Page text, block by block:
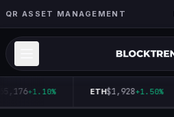
QR ASSET MANAGEMENT
+1.10% ETH$1,928+1.50%